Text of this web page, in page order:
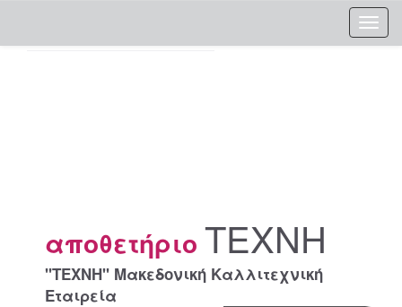
αποθετήριο ΤΕΧΝΗ
"ΤΕΧΝΗ" Μακεδονική Καλλιτεχνική
Εταιρεία